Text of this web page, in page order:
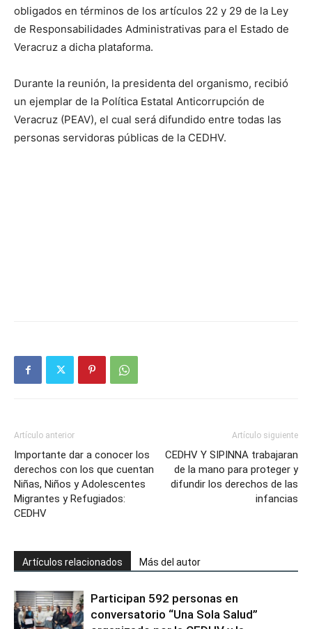
obligados en términos de los artículos 22 y 29 de la Ley
de Responsabilidades Administrativas para el Estado de
Veracruz a dicha plataforma.
Durante la reunión, la presidenta del organismo, recibió
un ejemplar de la Política Estatal Anticorrupción de
Veracruz (PEAV), el cual será difundido entre todas las
personas servidoras públicas de la CEDHV.
Artículo anterior
Importante dar a conocer los
derechos con los que cuentan
Niñas, Niños y Adolescentes
Migrantes y Refugiados:
CEDHV
Artículo siguiente
CEDHV Y SIPINNA trabajaran
de la mano para proteger y
difundir los derechos de las
infancias
Artículos relacionados Más del autor
Participan 592 personas en
conversatorio “Una Sola Salud”